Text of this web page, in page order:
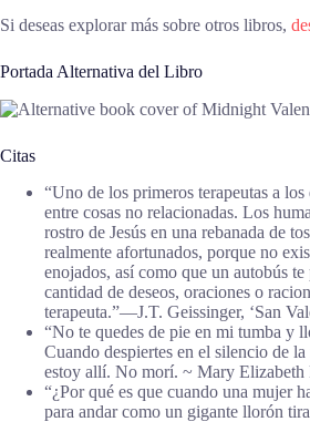
Si deseas explorar más sobre otros libros,
Portada Alternativa del Libro
Citas
“Uno de los primeros terapeutas a
entre cosas no relacionadas. Los
rostro de Jesús en una rebanada de
realmente afortunados, porque no
enojados, así como que un autobús
cantidad de deseos, oraciones o
terapeuta.”―J.T. Geissinger, ‘San
“No te quedes de pie en mi tumba y
Cuando despiertes en el silencio de
estoy allí. No morí. ~ Mary Elizabeth
“¿Por qué es que cuando una mujer
para andar como un gigante llorón